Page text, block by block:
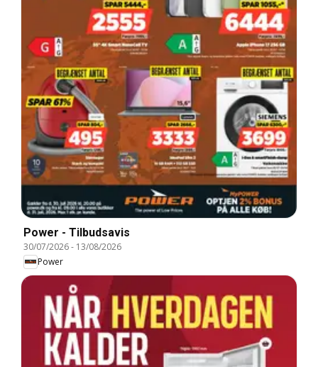
Power - Tilbudsavis
30/07/2026- 13/08/2026
Power